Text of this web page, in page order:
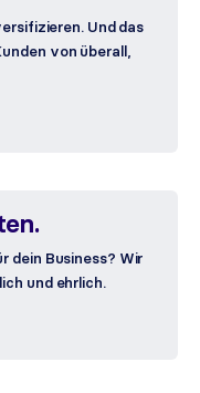
Und das
von überall,
dein Business? Wir
und ehrlich.